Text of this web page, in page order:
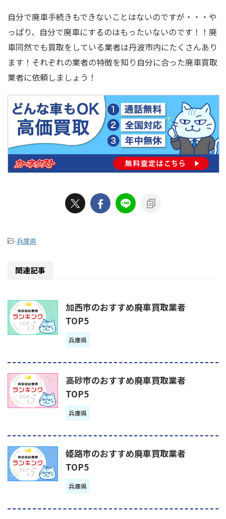
自分で廃車手続きもできないことはないのですが・・・や
っぱり、自分で廃車にするのはもったいないのです！！廃
車同然でも買取をしている業者は丹波市内にたくさんあり
ます！それぞれの業者の特徴を知り自分に合った廃車買取
業者に依頼しましょう！
-兵庫県
関連記事
加西市のおすすめ廃車買取業者
TOP5
兵庫県
高砂市のおすすめ廃車買取業者
TOP5
兵庫県
姫路市のおすすめ廃車買取業者
TOP5
兵庫県